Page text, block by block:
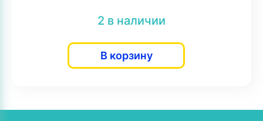
2 в наличии
В корзину